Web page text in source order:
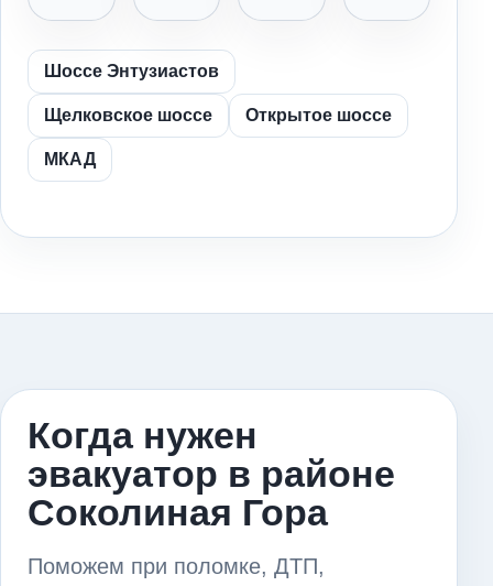
Шоссе Энтузиастов
Щелковское шоссе Открытое шоссе
МКАД
Когда нужен
эвакуатор в районе
Соколиная Гора
Поможем при поломке, ДТП,